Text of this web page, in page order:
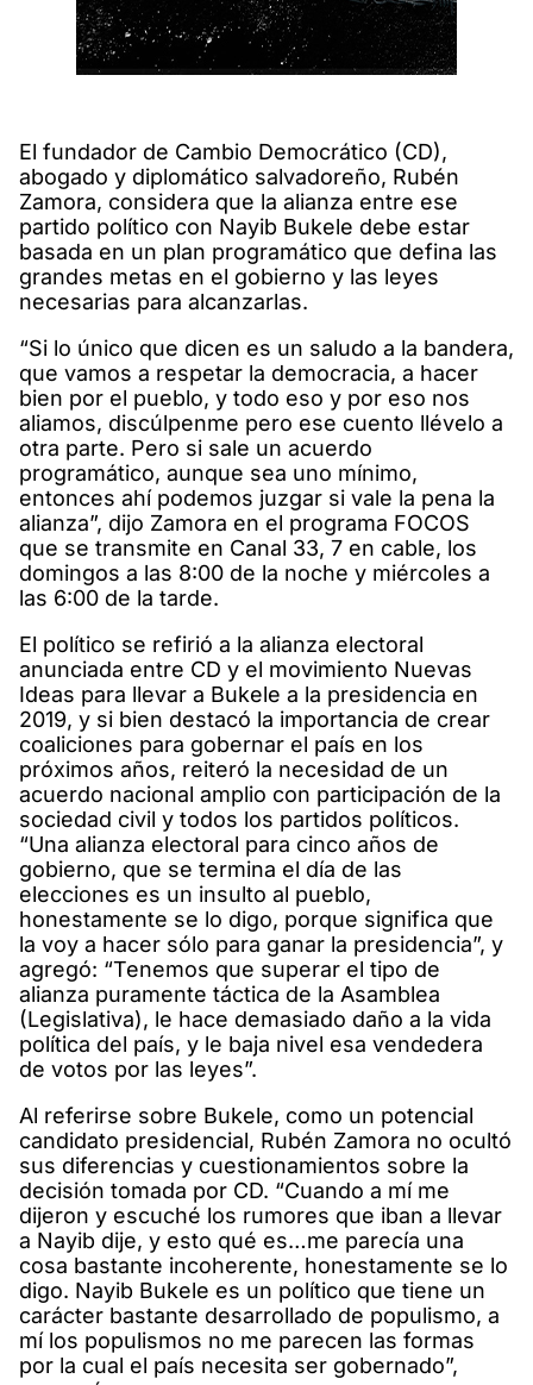
El fundador de Cambio Democrático (CD),
abogado y diplomático salvadoreño, Rubén
Zamora, considera que la alianza entre ese
partido político con Nayib Bukele debe estar
basada en un plan programático que defina las
grandes metas en el gobierno y las leyes
necesarias para alcanzarlas.
“Si lo único que dicen es un saludo a la bandera,
que vamos a respetar la democracia, a hacer
bien por el pueblo, y todo eso y por eso nos
aliamos, discúlpenme pero ese cuento llévelo a
otra parte. Pero si sale un acuerdo
programático, aunque sea uno mínimo,
entonces ahí podemos juzgar si vale la pena la
alianza”, dijo Zamora en el programa FOCOS
que se transmite en Canal 33, 7 en cable, los
domingos a las 8:00 de la noche y miércoles a
las 6:00 de la tarde.
El político se refirió a la alianza electoral
anunciada entre CD y el movimiento Nuevas
Ideas para llevar a Bukele a la presidencia en
2019, y si bien destacó la importancia de crear
coaliciones para gobernar el país en los
próximos años, reiteró la necesidad de un
acuerdo nacional amplio con participación de la
sociedad civil y todos los partidos políticos.
“Una alianza electoral para cinco años de
gobierno, que se termina el día de las
elecciones es un insulto al pueblo,
honestamente se lo digo, porque significa que
la voy a hacer sólo para ganar la presidencia”, y
agregó: “Tenemos que superar el tipo de
alianza puramente táctica de la Asamblea
(Legislativa), le hace demasiado daño a la vida
política del país, y le baja nivel esa vendedera
de votos por las leyes”.
Al referirse sobre Bukele, como un potencial
candidato presidencial, Rubén Zamora no ocultó
sus diferencias y cuestionamientos sobre la
decisión tomada por CD. “Cuando a mí me
dijeron y escuché los rumores que iban a llevar
a Nayib dije, y esto qué es…me parecía una
cosa bastante incoherente, honestamente se lo
digo. Nayib Bukele es un político que tiene un
carácter bastante desarrollado de populismo, a
mí los populismos no me parecen las formas
por la cual el país necesita ser gobernado”,